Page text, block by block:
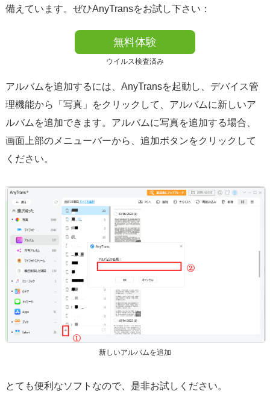
備えています。ぜひAnyTransをお試し下さい：
無料体験
ウイルス検査済み
アルバムを追加するには、AnyTransを起動し、デバイス管
理機能から「写真」をクリックして、アルバムに新しいア
ルバムを追加できます。アルバムに写真を追加する場合、
画面上部のメニューバーから、追加ボタンをクリックして
ください。
新しいアルバムを追加
とても便利なソフトなので、是非お試しください。